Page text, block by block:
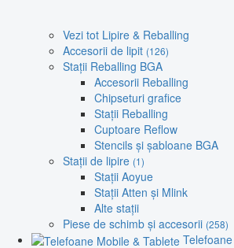
Vezi tot Lipire & Reballing
Accesorii de lipit (126)
Stații Reballing BGA
Accesorii Reballing
Chipseturi grafice
Stații Reballing
Cuptoare Reflow
Stencils și șabloane BGA
Stații de lipire (1)
Stații Aoyue
Stații Atten și Mlink
Alte stații
Piese de schimb și accesorii (258)